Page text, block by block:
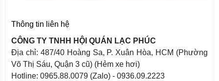
Thông tin liên hệ
CÔNG TY TNHH HỘI QUÁN LẠC PHÚC
Địa chỉ: 487/40 Hoàng Sa, P. Xuân Hòa, HCM (Phường
Võ Thị Sáu, Quận 3 cũ) (Hẻm xe hơi)
Hotline: 0965.88.0079 (Zalo) - 0936.09.2223